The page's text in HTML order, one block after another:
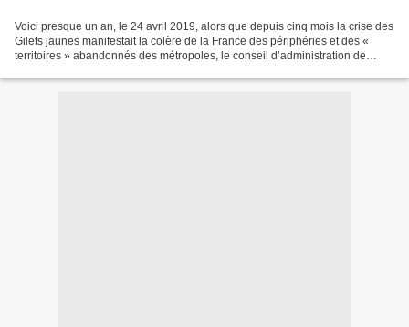
Voici presque un an, le 24 avril 2019, alors que depuis cinq mois la crise des
Gilets jaunes manifestait la colère de la France des périphéries et des «
territoires » abandonnés des métropoles, le conseil d’administration de